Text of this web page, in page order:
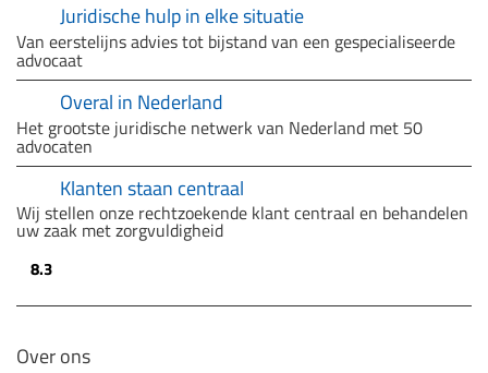
Juridische hulp in elke situatie
Van eerstelijns advies tot bijstand van een gespecialiseerde
advocaat
Overal in Nederland
Het grootste juridische netwerk van Nederland met 50
advocaten
Klanten staan centraal
Wij stellen onze rechtzoekende klant centraal en behandelen
uw zaak met zorgvuldigheid
8.3
Over ons